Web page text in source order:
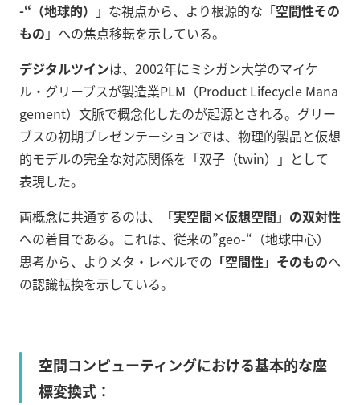
-“（地球的） 」な視点から、より根源的な「空間性その
もの 」への焦点移転を示している。
デジタルツインは、2002年にミシガン大学のマイケ
ル・グリーブスが製造業PLM（Product Lifecycle Mana
gement）文脈で概念化したのが起源とされる。グリー
ブスの初期プレゼンテーションでは、物理的製品と仮想
的モデルの完全な対応関係を「双子（twin）」として
表現した。
両概念に共通するのは、
「実空間×仮想空間」の双対性
への着目である。これは、従来の”geo-“（地球中心）
思考から、よりメタ・レベルでの 「空間性」そのものへ
の認識転換を示している。
空間コンピューティングにおける基本的な座
標変換式：